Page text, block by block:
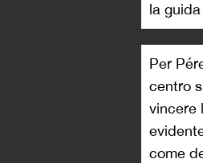
la
Per
centro
vincere
come